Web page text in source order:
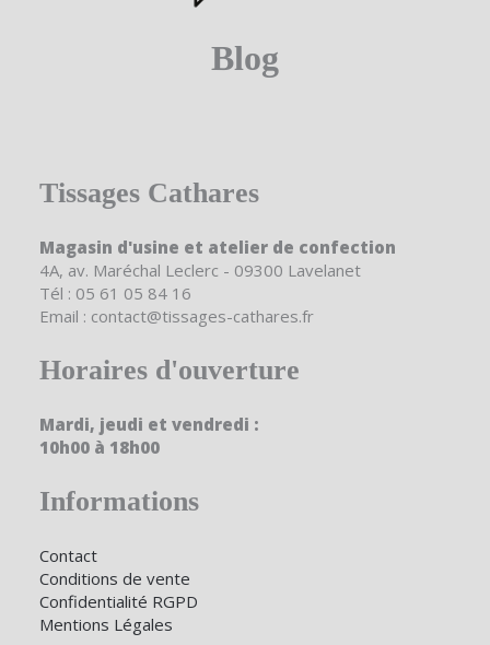
Blog
Tissages Cathares
Magasin d'usine et atelier de confection
4A, av. Maréchal Leclerc - 09300 Lavelanet
Tél : 05 61 05 84 16
Email : contact@tissages-cathares.fr
Horaires d'ouverture
Mardi, jeudi et vendredi :
10h00 à 18h00
Informations
Contact
Conditions de vente
Confidentialité RGPD
Mentions Légales